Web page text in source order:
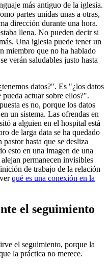
más antiguo de la iglesia.
partes unidas unas a otras,
dirección durante una hora.
llena. No pueden decir si
Una iglesia puede tener un
miembro que no ha hablado
verán saludables justo hasta
datos?". Es "¿los datos
actuar sobre ellos?".
es no, porque los datos
un sistema. Las ofrendas en
a alguien en el hospital está
de larga data se ha quedado
hasta que se desliza
esto en una imagen de una
permanecen invisibles
de trabajo de la relación
qué es una conexión en la
el seguimiento
el seguimiento, porque la
la práctica no merece.